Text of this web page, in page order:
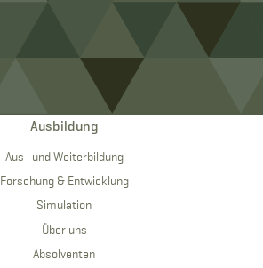
Ausbildung
Aus- und Weiterbildung
Forschung & Entwicklung
Simulation
Über uns
Absolventen